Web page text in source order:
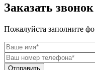
Заказать звонок
Пожалуйста заполните